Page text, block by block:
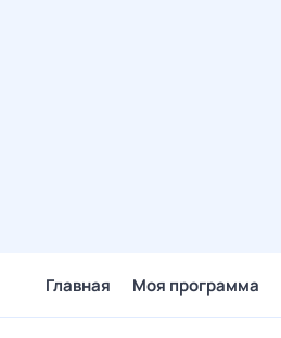
Главная Моя программа